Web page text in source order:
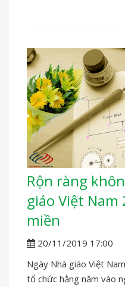
Rộn ràng
giáo Việt
miền
20/11/2019 17:00
Ngày Nhà giáo Việt
tổ chức hằng năm vào